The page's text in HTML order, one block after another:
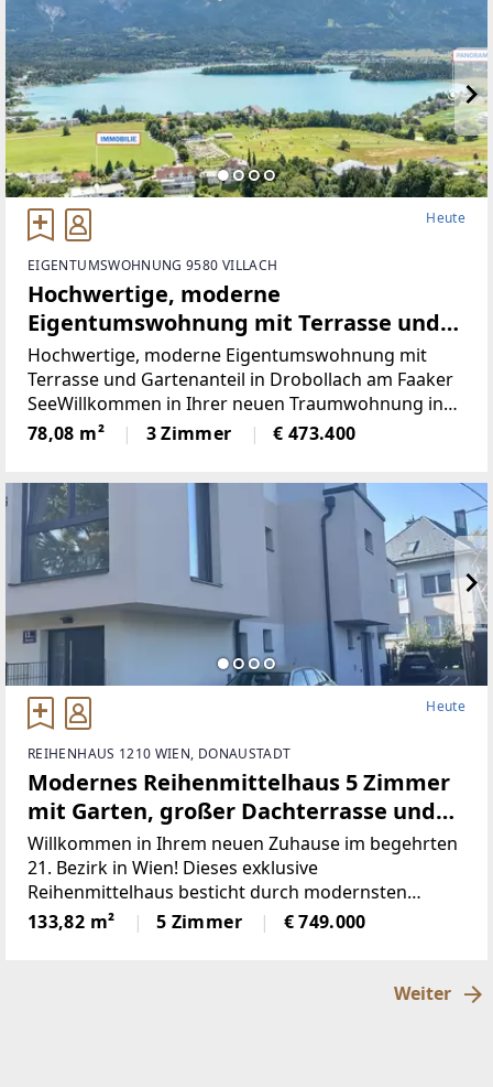
Heute
EIGENTUMSWOHNUNG 9580 VILLACH
Hochwertige, moderne
Eigentumswohnung mit Terrasse und
Gartenanteil in Drobollach am Faaker
See
Hochwertige, moderne Eigentumswohnung mit
Terrasse und Gartenanteil in Drobollach am Faaker
SeeWillkommen in Ihrer neuen Traumwohnung in
Drobollach am Faaker See! Hier bietet sich Ihnen die
einmalige Gelegenheit, in einer modernen
78,08 m² 3 Zimmer € 473.400
Heute
REIHENHAUS 1210 WIEN, DONAUSTADT
Modernes Reihenmittelhaus 5 Zimmer
mit Garten, großer Dachterrasse und
eigenem Stellplatz in 1210 Wien –
Erstbezug!
Willkommen in Ihrem neuen Zuhause im begehrten
21. Bezirk in Wien! Dieses exklusive
Reihenmittelhaus besticht durch modernsten
Erstbezug, großzügige 134 m² Wohnfläche und
insgesamt 203 m² Nutzfläche und eine durchdachte
133,82 m² 5 Zimmer € 749.000
Weiter